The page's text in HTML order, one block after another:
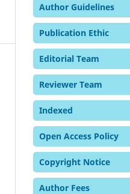
Author Guidelines
Publication Ethic
Editorial Team
Reviewer Team
Indexed
Open Access Policy
Copyright Notice
Author Fees